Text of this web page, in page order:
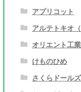
アプリコット
アルテトキオ
オリエント工業
けものひめ
さくらドールズ